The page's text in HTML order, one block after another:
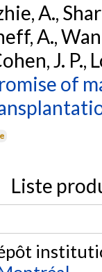
A.,
A.,
J. P.,
of
Liste